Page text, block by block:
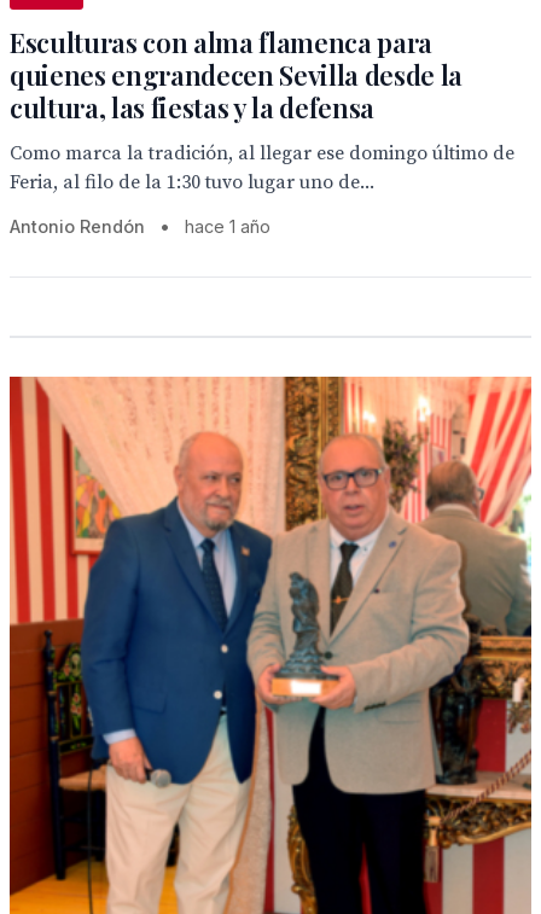
Esculturas con alma flamenca para
quienes engrandecen Sevilla desde la
cultura, las fiestas y la defensa
Como marca la tradición, al llegar ese domingo último de
Feria, al filo de la 1:30 tuvo lugar uno de...
Antonio Rendón • hace 1 año